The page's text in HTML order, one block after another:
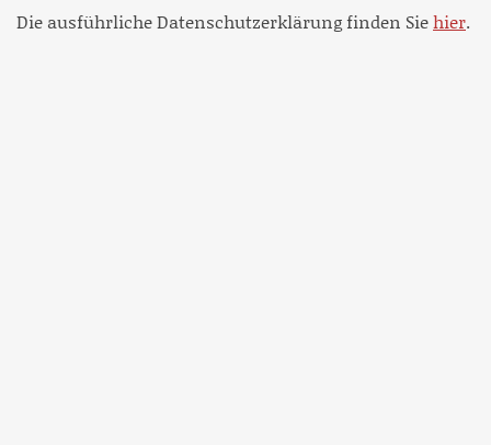
Die ausführliche Datenschutzerklärung finden Siehier.